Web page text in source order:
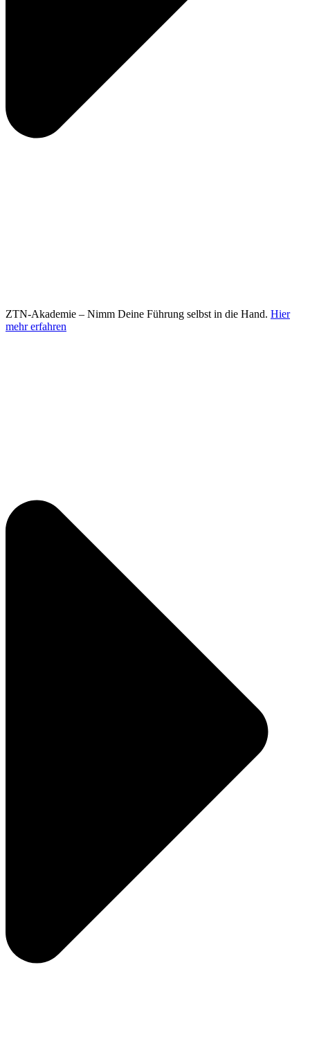
ZTN-Akademie – Nimm Deine Führung selbst in die Hand. Hier
mehr erfahren